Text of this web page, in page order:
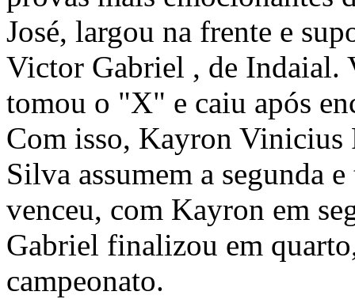
José, largou na frente e
Victor Gabriel , de Indaial.
tomou o "X" e caiu após
Com isso, Kayron
Silva assumem a segunda
venceu, com Kayron em
Gabriel finalizou em
campeonato.